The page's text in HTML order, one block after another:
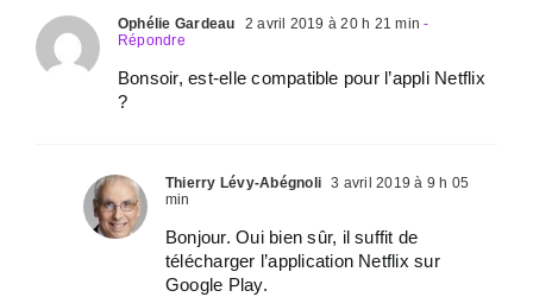
Ophélie Gardeau 2 avril 2019 à 20 h 21 min -
Répondre
Bonsoir, est-elle compatible pour l’appli Netflix
?
Thierry Lévy-Abégnoli 3 avril 2019 à 9 h 05
min
Bonjour. Oui bien sûr, il suffit de
télécharger l’application Netflix sur
Google Play.